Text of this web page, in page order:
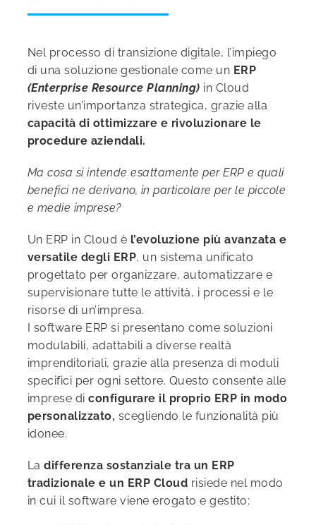
Nel processo di transizione digitale, l’impiego
di una soluzione gestionale come un ERP
(Enterprise Resource Planning) in Cloud
riveste un’importanza strategica, grazie alla
capacità di ottimizzare e rivoluzionare le
procedure aziendali.
Ma cosa si intende esattamente per ERP e quali
benefici ne derivano, in particolare per le piccole
e medie imprese?
Un ERP in Cloud è l’evoluzione più avanzata e
versatile degli ERP, un sistema unificato
progettato per organizzare, automatizzare e
supervisionare tutte le attività, i processi e le
risorse di un’impresa.
I software ERP si presentano come soluzioni
modulabili, adattabili a diverse realtà
imprenditoriali, grazie alla presenza di moduli
specifici per ogni settore. Questo consente alle
imprese diconfigurare il proprio ERP in modo
personalizzato, scegliendo le funzionalità più
idonee.
Ladifferenza sostanziale tra un ERP
tradizionale e un ERP Cloud risiede nel modo
in cui il software viene erogato e gestito: